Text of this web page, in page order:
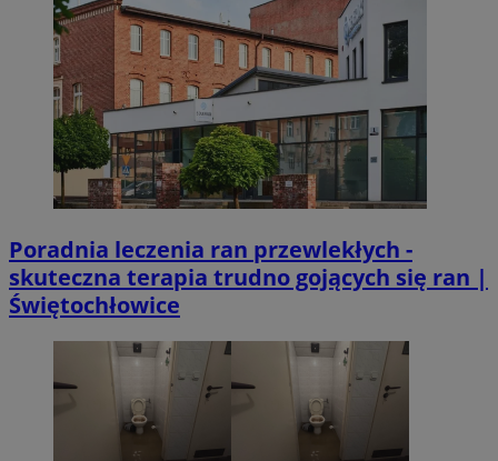
Poradnia leczenia ran przewlekłych -
skuteczna terapia trudno gojących się ran |
Świętochłowice